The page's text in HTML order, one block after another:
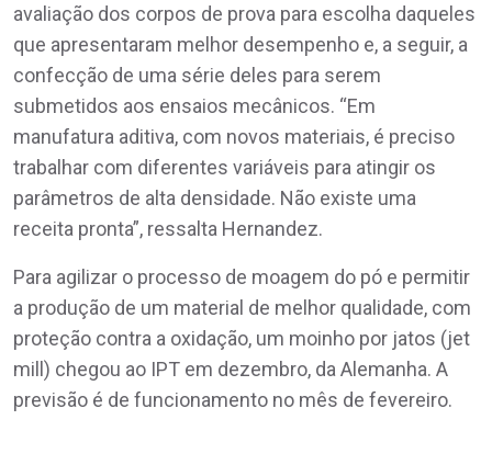
avaliação dos corpos de prova para escolha daqueles
que apresentaram melhor desempenho e, a seguir, a
confecção de uma série deles para serem
submetidos aos ensaios mecânicos. “Em
manufatura aditiva, com novos materiais, é preciso
trabalhar com diferentes variáveis para atingir os
parâmetros de alta densidade. Não existe uma
receita pronta”, ressalta Hernandez.
Para agilizar o processo de moagem do pó e permitir
a produção de um material de melhor qualidade, com
proteção contra a oxidação, um moinho por jatos (jet
mill) chegou ao IPT em dezembro, da Alemanha. A
previsão é de funcionamento no mês de fevereiro.